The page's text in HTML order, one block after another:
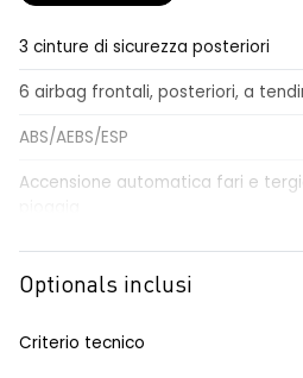
3 cinture di sicurezza posteriori
6 airbag frontali, posteriori, a
ABS/AEBS/ESP
Accensione automatica fari e
Airbag per il conducente e
Alzacristalli elettrici impulsionali
Alzacristallo elettrico impulsionale
Optionals inclusi
Criterio tecnico